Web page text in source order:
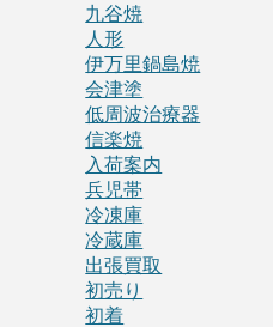
九谷焼
人形
伊万里鍋島焼
会津塗
低周波治療器
信楽焼
入荷案内
兵児帯
冷凍庫
冷蔵庫
出張買取
初売り
初着